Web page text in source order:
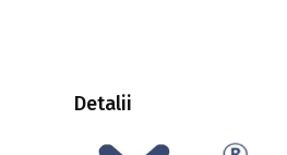
Detalii